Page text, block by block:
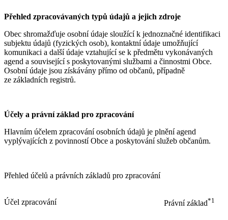
Přehled zpracovávaných typů údajů a jejich zdroje
Obec shromažďuje osobní údaje sloužící k jednoznačné identifikaci
subjektu údajů (fyzických osob), kontaktní údaje umožňující
komunikaci a další údaje vztahující se k předmětu vykonávaných
agend a související s poskytovanými službami a činnostmi Obce.
Osobní údaje jsou získávány přímo od občanů, případně
ze základních registrů.
Účely a právní základ pro zpracování
Hlavním účelem zpracování osobních údajů je plnění agend
vyplývajících z povinností Obce a poskytování služeb občanům.
Přehled účelů a právních základů pro zpracování
Účel zpracování Právní základ*1